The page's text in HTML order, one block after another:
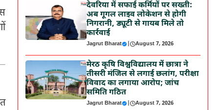
देवरिया में सफाई कर्मियों पर सख्ती:
अब गूगल लाइव लोकेशन से होगी
निगरानी, ड्यूटी से गायब मिले तो
कार्रवाई
Jagrut Bharat | August 7, 2026
मेरठ कृषि विश्वविद्यालय में छात्रा ने
तीसरी मंजिल से लगाई छलांग, परीक्षा
विवाद का लगाया आरोप; जांच
समिति गठित
Jagrut Bharat | August 7, 2026